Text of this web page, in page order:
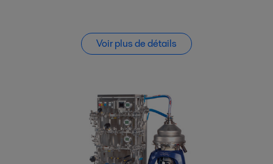
Voir plus de détails